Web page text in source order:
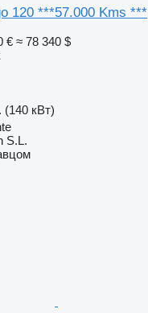
120 ***57.000 Kms ***
€ ≈ 78 340 $
(140 кВт)
S.L.